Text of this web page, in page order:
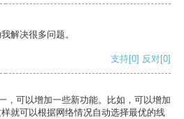
解决很多问题。
支持[0] 反对[0]
，可以增加一些新功能。比如，可以增加
就可以根据网络情况自动选择最优的线